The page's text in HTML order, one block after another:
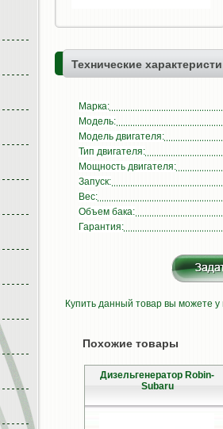
Технические
Марка:
Модель:
Модель двигателя:
Тип двигателя:
Мощность двигателя:
Запуск:
Вес:
Объем бака:
Гарантия:
Купить данный товар вы можете
Похожие товары
Дизельгенератор Robin-
Subaru